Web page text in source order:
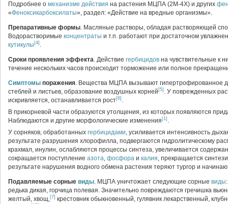
Подробнее о механизме действия на растения МЦПА (2М-4Х) и других
«Феноксикарбоксилаты», раздел: «Действие на вредные организмы».
Препаративные формы. Масляные растворы, обладая растворяющей
Водорастворимые концентраты и т.п. работают при достаточном
кутикулы [4] .
Сроки проявления эффекта. Действие гербицидов на чувствительные к
течение нескольких часов происходит торможение или полное
Симптомы поражения. Вещества МЦПА вызывают гипертрофированное
стеблей и листьев, образование воздушных корней [5] . У поврежденных
искривляется, останавливается рост[6] .
В прикорневой части образуются утолщения, из которых появляются
Наблюдаются и другие морфологические изменения [1] .
У сорняков, обработанных гербицидами, усиливается интенсивность
результате разрушения хлорофилла, подвергаются гидролитическому
крахмал, инулин, ослабляются процессы синтеза, увеличивается
сокращается поступление азота, фосфора и калия, прекращается
результате нарушения водного обмена растения теряют тургор и
Подавляемые сорные виды. МЦПА уничтожает следующие сорные виды
редька дикая, горчица полевая. Значительно повреждаются гречишка
желтый, хвощ,[7] крестовник обыкновенный, гулявник лекарственный,